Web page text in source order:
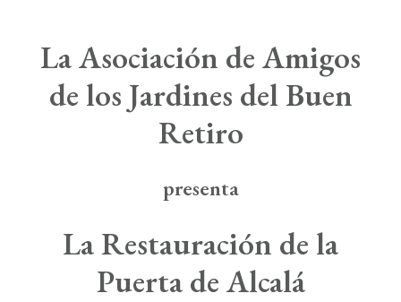
Actividades
Actualidad
Info útil
La Asociación
Boletín de Noticias
Contacto
La Asociación de Amigos
de los Jardines del Buen
Retiro
presenta
La Restauración de la
Puerta de Alcalá